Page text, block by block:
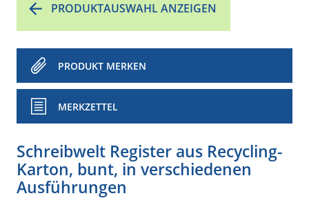
PRODUKTAUSWAHL ANZEIGEN
PRODUKT MERKEN
MERKZETTEL
Schreibwelt Register aus Recycling-
Karton, bunt, in verschiedenen
Ausführungen